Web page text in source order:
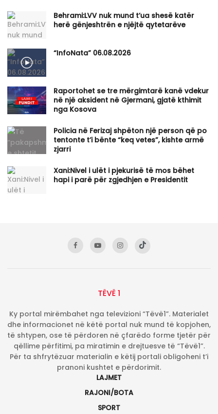
Behrami:LVV nuk mund t’ua shesë katër
herë gënjeshtrën e njëjtë qytetarëve
“InfoNata” 06.08.2026
Raportohet se tre mërgimtarë kanë vdekur
në një aksident në Gjermani, gjatë kthimit
nga Kosova
Policia në Ferizaj shpëton një person që po
tentonte t’i bënte “keq vetes”, kishte armë
zjarri
Xani:Nivel i ulët i pjekurisë të mos bëhet
hapi i parë për zgjedhjen e Presidentit
TËVË 1
Ky portal mirëmbahet nga televizioni “Tëvë1”. Materialet
dhe informacionet në këtë portal nuk mund të kopjohen,
të shtypen, ose të përdoren në çfarëdo forme tjetër për
qëllime përfitimi, pa miratimin e drejtuesve të “Tëvë1”.
Për ta shfrytëzuar materialin e këtij portali obligoheni t’i
pranoni kushtet e përdorimit.
LAJMET
RAJONI/BOTA
SPORT